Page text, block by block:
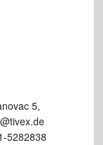
5,
5282838